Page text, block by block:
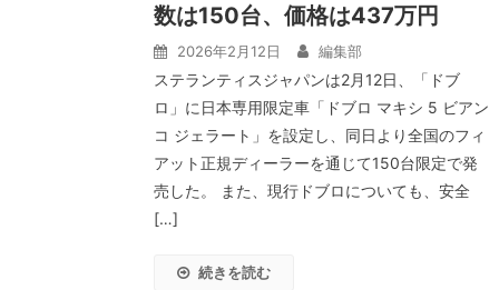
数は150台、価格は437万円
2026年2月12日 編集部
ステランティスジャパンは2月12日、「ドブ
ロ」に日本専用限定車「ドブロ マキシ 5 ビアン
コ ジェラート」を設定し、同日より全国のフィ
アット正規ディーラーを通じて150台限定で発
売した。 また、現行ドブロについても、安全
[…]
続きを読む